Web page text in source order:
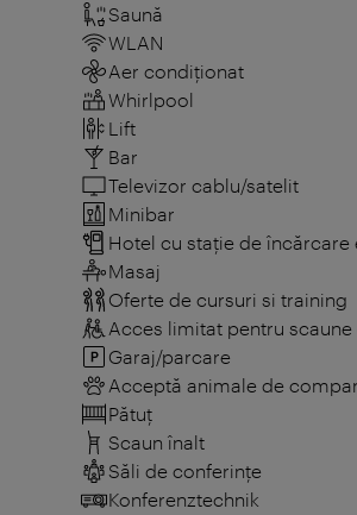
Saună
WLAN
Aer condiționat
Whirlpool
Lift
Bar
Televizor cablu/satelit
Minibar
Hotel cu stație de
Masaj
Oferte de cursuri si training
Acces limitat pentru
Garaj/parcare
Acceptă animale de
Pătuţ
Scaun înalt
Săli de conferințe
Konferenztechnik